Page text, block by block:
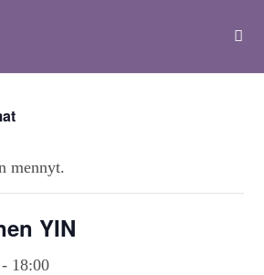
mennyt.
YIN
- 18:00